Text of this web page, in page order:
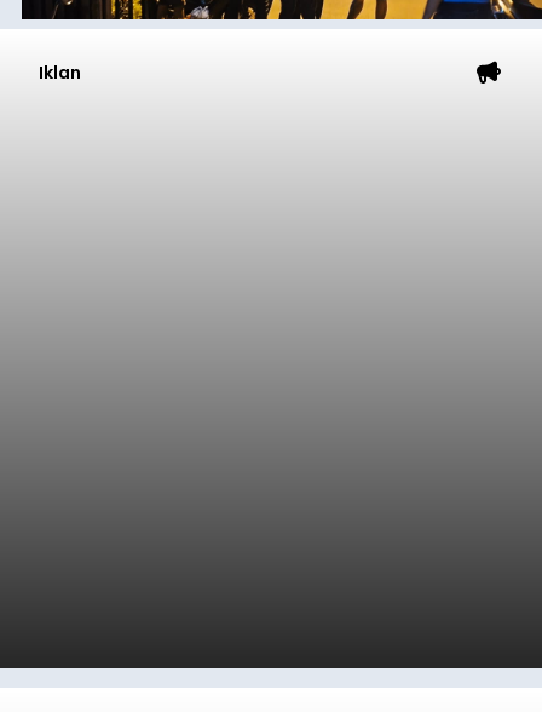
Iklan